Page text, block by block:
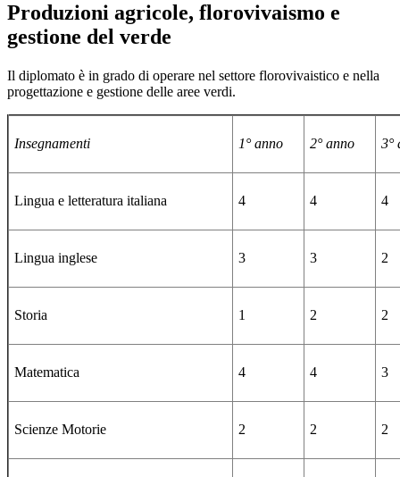
Produzioni agricole, florovivaismo e
gestione del verde
Il diplomato è in grado di operare nel settore florovivaistico e nella
progettazione e gestione delle aree verdi.
Insegnamenti 1° anno 2° anno 3°
Lingua e letteratura italiana 4 4 4
Lingua inglese 3 3 2
Storia 1 2 2
Matematica 4 4 3
Scienze Motorie 2 2 2